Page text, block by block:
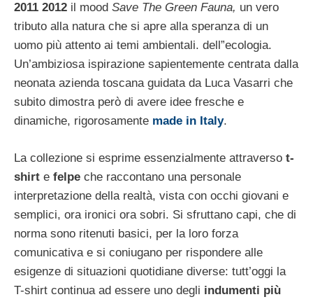
2011 2012 il mood Save The Green Fauna, un vero
tributo alla natura che si apre alla speranza di un
uomo più attento ai temi ambientali. dell”ecologia.
Un’ambiziosa ispirazione sapientemente centrata dalla
neonata azienda toscana guidata da Luca Vasarri che
subito dimostra però di avere idee fresche e
dinamiche, rigorosamente made in Italy.
La collezione si esprime essenzialmente attraverso t-
shirt e felpe che raccontano una personale
interpretazione della realtà, vista con occhi giovani e
semplici, ora ironici ora sobri. Si sfruttano capi, che di
norma sono ritenuti basici, per la loro forza
comunicativa e si coniugano per rispondere alle
esigenze di situazioni quotidiane diverse: tutt’oggi la
T-shirt continua ad essere uno degli indumenti più